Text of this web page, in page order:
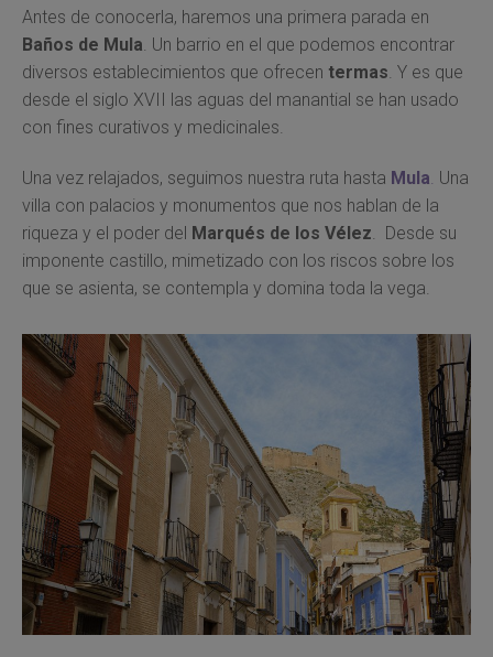
Antes de conocerla, haremos una primera parada en
Baños de Mula. Un barrio en el que podemos encontrar
diversos establecimientos que ofrecen termas. Y es que
desde el siglo XVII las aguas del manantial se han usado
con fines curativos y medicinales.
Una vez relajados, seguimos nuestra ruta hasta Mula. Una
villa con palacios y monumentos que nos hablan de la
riqueza y el poder del Marqués de los Vélez. Desde su
imponente castillo, mimetizado con los riscos sobre los
que se asienta, se contempla y domina toda la vega.